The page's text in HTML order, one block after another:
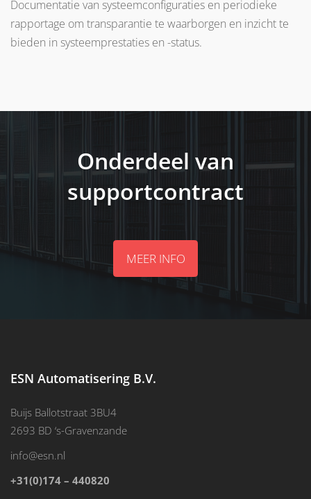
Documentatie van systeemconfiguraties en periodieke
rapportage om transparantie te waarborgen en inzicht te
bieden in systeemprestaties en -status.
Onderdeel van
supportcontract
MEER INFO
ESN Automatisering B.V.
Buijs Ballotstraat 3BU4
2693 BD ‘s-Gravenzande
info@esn.nl
+31(0)174 – 440820